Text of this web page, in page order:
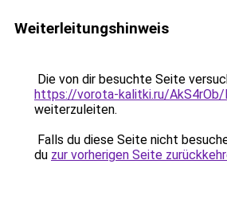
Weiterleitungshinweis
Die von dir besuchte Seite
https://vorota-kalitki.ru/AkS4rOb/
weiterzuleiten.
Falls du diese Seite nicht
du zur vorherigen Seite